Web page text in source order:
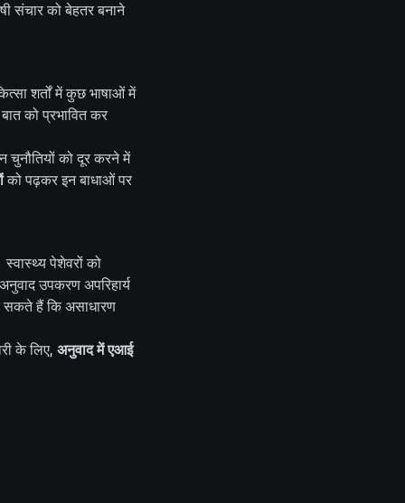
संचार को बेहतर बनाने
शर्तों में कुछ भाषाओं में
को प्रभावित कर
को दूर करने में
को पढ़कर इन बाधाओं पर
पेशेवरों को
उपकरण अपरिहार्य
सकते हैं कि असाधारण
के लिए, अनुवाद में एआई